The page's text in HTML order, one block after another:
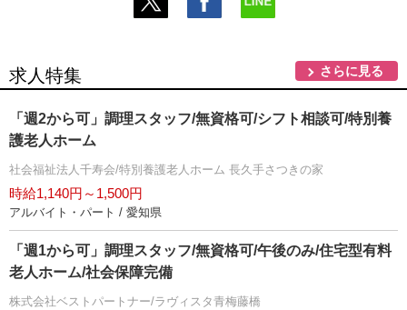
求人特集 さらに見る
「週2から可」調理スタッフ/無資格可/シフト相談可/特別養
護老人ホーム
社会福祉法人千寿会/特別養護老人ホーム 長久手さつきの家
時給1,140円～1,500円
アルバイト・パート / 愛知県
「週1から可」調理スタッフ/無資格可/午後のみ/住宅型有料
老人ホーム/社会保障完備
株式会社ベストパートナー/ラヴィスタ青梅藤橋